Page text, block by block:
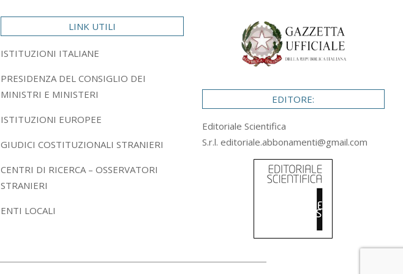
LINK UTILI
ISTITUZIONI ITALIANE
PRESIDENZA DEL CONSIGLIO DEI
MINISTRI E MINISTERI
ISTITUZIONI EUROPEE
GIUDICI COSTITUZIONALI STRANIERI
CENTRI DI RICERCA – OSSERVATORI
STRANIERI
ENTI LOCALI
EDITORE:
Editoriale Scientifica
S.r.l. editoriale.abbonamenti@gmail.com